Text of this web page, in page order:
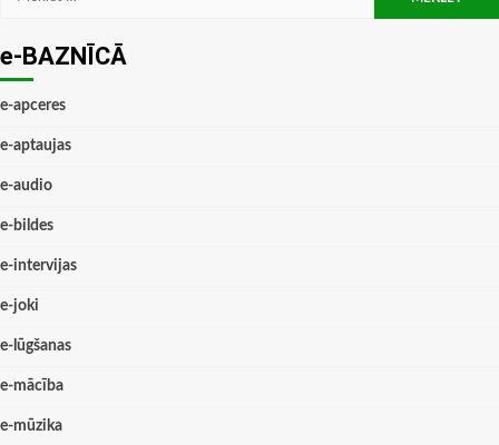
e-BAZNĪCĀ
e-apceres
e-aptaujas
e-audio
e-bildes
e-intervijas
e-joki
e-lūgšanas
e-mācība
e-mūzika